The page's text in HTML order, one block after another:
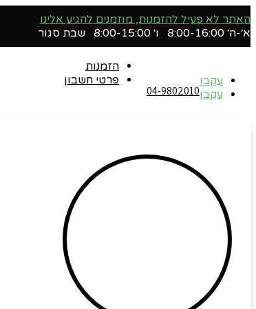
האתר לא פעיל להזמנות, מוזמנים להגיע אלינו
א׳-ה׳ 8:00-16:00 ו׳ 8:00-15:00 שבת סגור
עקבו
עקבו04-9802010‬
הזמנות
פרטי חשבון